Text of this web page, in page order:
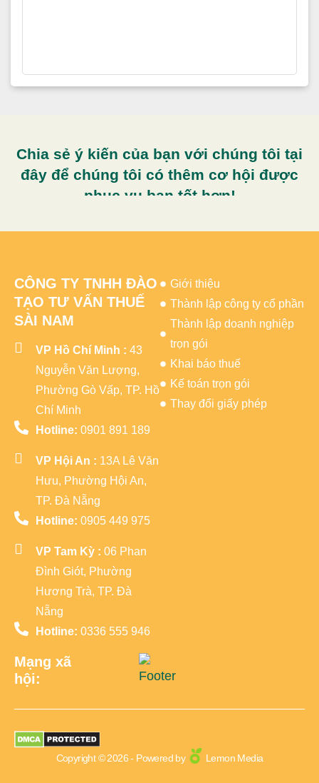
Chia sẻ ý kiến của bạn với chúng tôi tại
đây để chúng tôi có thêm cơ hội được
phục vụ bạn tốt hơn!
CÔNG TY TNHH ĐÀO
TẠO TƯ VẤN THUẾ
SÀI NAM
VP Hồ Chí Minh : 43
Nguyễn Văn Lượng,
Phường Gò Vấp, TP. Hồ
Chí Minh
Hotline: 0901 891 189
VP Hội An : 13A Lê Văn
Hưu, Phường Hội An,
TP. Đà Nẵng
Hotline: 0905 449 975
VP Tam Kỳ : 06 Phan
Đình Giót, Phường
Hương Trà, TP. Đà
Nẵng
Hotline: 0336 555 946
Giới thiệu
Thành lập công ty cổ phần
Thành lập doanh nghiệp
trọn gói
Khai báo thuế
Kế toán trọn gói
Thay đổi giấy phép
Mạng xã
hội:
Copyright © 2026 - Powered by Lemon Media